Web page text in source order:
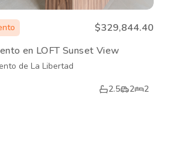
$329,844.40
en LOFT Sunset View
de La Libertad
2.5 2 2